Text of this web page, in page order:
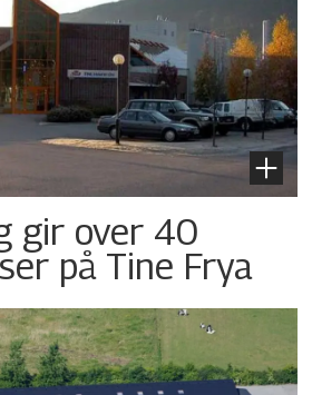
gir over 40
på Tine Frya